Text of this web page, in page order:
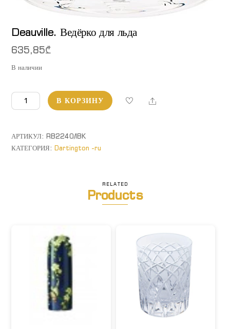
Deauville. Ведёрко для льда
635,85₾
В наличии
Количество
товара
Ведёрко
для
В КОРЗИНУ Share
АРТИКУЛ:RB2240/IBK
КАТЕГОРИЯ:Dartington -ru
RELATED
Products